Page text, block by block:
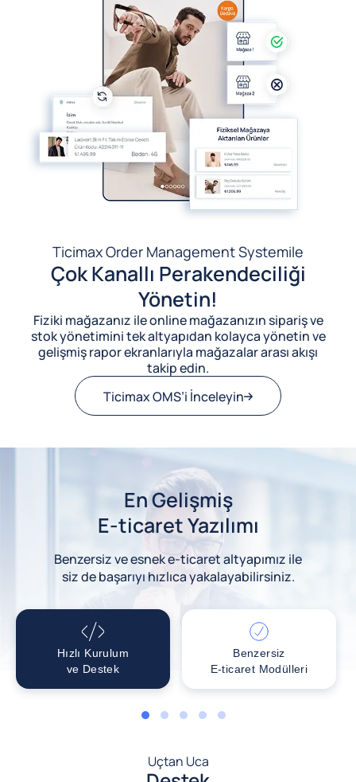
Ticimax Order Management Systemile
Çok Kanallı Perakendeciliği
Yönetin!
Fiziki mağazanız ile online mağazanızın sipariş ve
stok yönetimini tek altyapıdan kolayca yönetin ve
gelişmiş rapor ekranlarıyla mağazalar arası akışı
takip edin.
Ticimax OMS’i İnceleyin
En Gelişmiş
E-ticaret Yazılımı
Benzersiz ve esnek e-ticaret altyapımız ile
siz de başarıyı hızlıca yakalayabilirsiniz.
Hızlı Kurulum
ve Destek
Benzersiz
E-ticaret Modülleri
1 2 3 4 5
Uçtan Uca